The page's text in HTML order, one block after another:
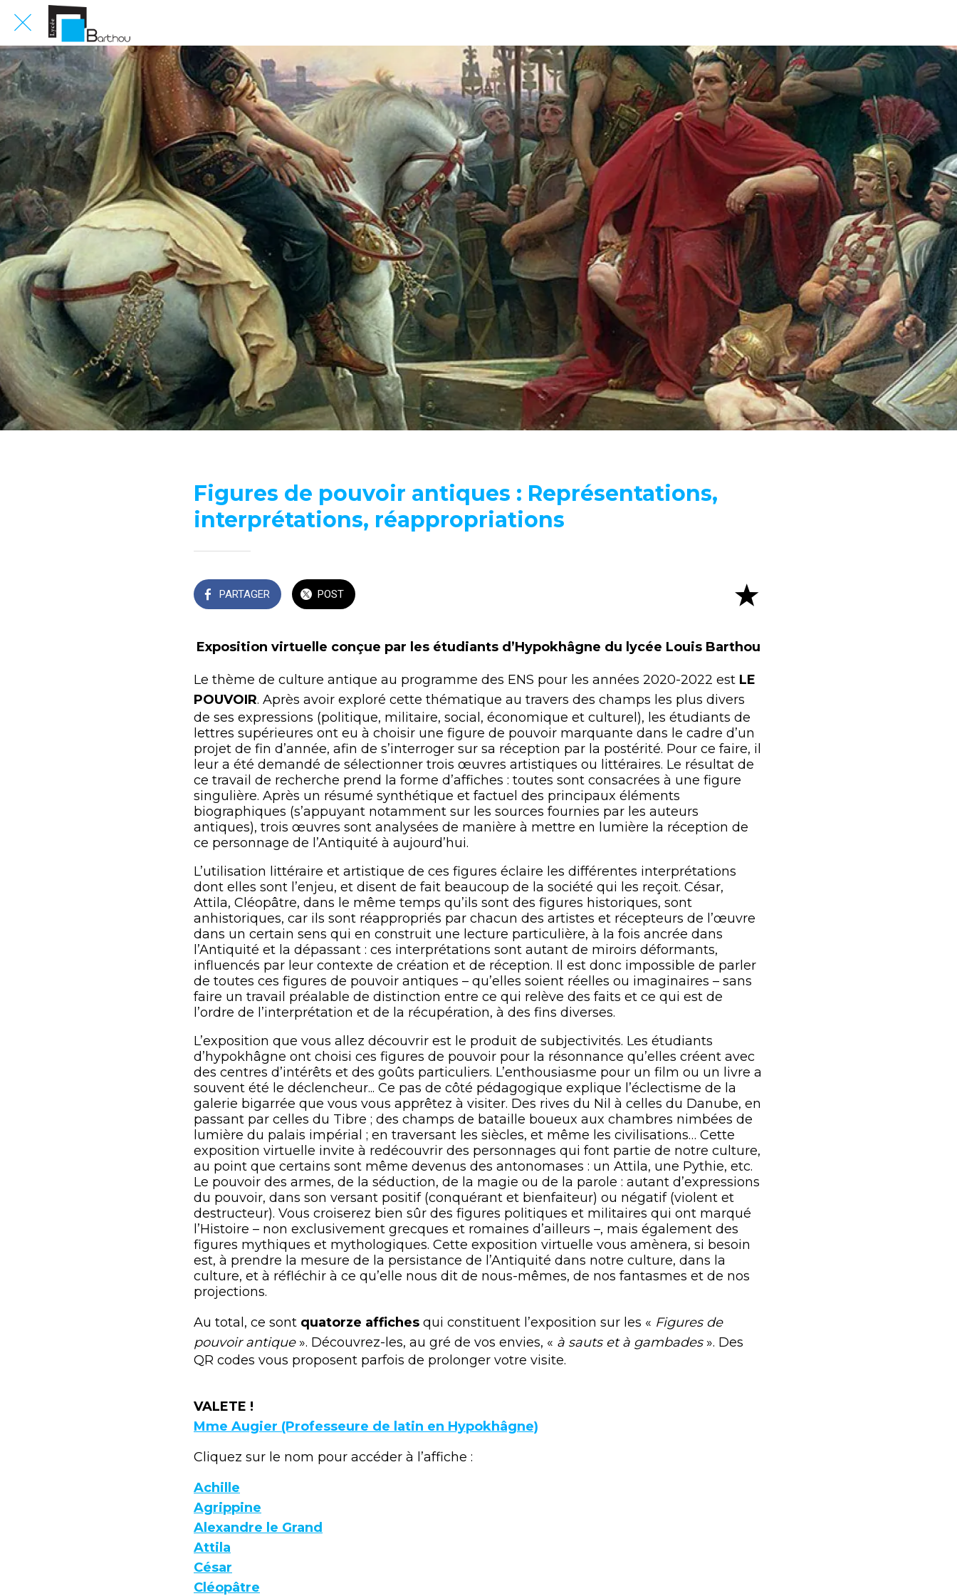
Figures de pouvoir antiques : Représentations,
interprétations, réappropriations
PARTAGER POST
Exposition virtuelle conçue par les étudiants d’Hypokhâgne du lycée Louis Barthou
Le thème de culture antique au programme des ENS pour les années 2020-2022 est LE
POUVOIR. Après avoir exploré cette thématique au travers des champs les plus divers
de ses expressions (politique, militaire, social, économique et culturel), les étudiants de
lettres supérieures ont eu à choisir une figure de pouvoir marquante dans le cadre d’un
projet de fin d’année, afin de s’interroger sur sa réception par la postérité. Pour ce faire, il
leur a été demandé de sélectionner trois œuvres artistiques ou littéraires. Le résultat de
ce travail de recherche prend la forme d’affiches : toutes sont consacrées à une figure
singulière. Après un résumé synthétique et factuel des principaux éléments
biographiques (s’appuyant notamment sur les sources fournies par les auteurs
antiques), trois œuvres sont analysées de manière à mettre en lumière la réception de
ce personnage de l’Antiquité à aujourd’hui.
L’utilisation littéraire et artistique de ces figures éclaire les différentes interprétations
dont elles sont l’enjeu, et disent de fait beaucoup de la société qui les reçoit. César,
Attila, Cléopâtre, dans le même temps qu’ils sont des figures historiques, sont
anhistoriques, car ils sont réappropriés par chacun des artistes et récepteurs de l’œuvre
dans un certain sens qui en construit une lecture particulière, à la fois ancrée dans
l’Antiquité et la dépassant : ces interprétations sont autant de miroirs déformants,
influencés par leur contexte de création et de réception. Il est donc impossible de parler
de toutes ces figures de pouvoir antiques – qu’elles soient réelles ou imaginaires – sans
faire un travail préalable de distinction entre ce qui relève des faits et ce qui est de
l’ordre de l’interprétation et de la récupération, à des fins diverses.
L’exposition que vous allez découvrir est le produit de subjectivités. Les étudiants
d’hypokhâgne ont choisi ces figures de pouvoir pour la résonnance qu’elles créent avec
des centres d’intérêts et des goûts particuliers. L’enthousiasme pour un film ou un livre a
souvent été le déclencheur... Ce pas de côté pédagogique explique l’éclectisme de la
galerie bigarrée que vous vous apprêtez à visiter. Des rives du Nil à celles du Danube, en
passant par celles du Tibre ; des champs de bataille boueux aux chambres nimbées de
lumière du palais impérial ; en traversant les siècles, et même les civilisations… Cette
exposition virtuelle invite à redécouvrir des personnages qui font partie de notre culture,
au point que certains sont même devenus des antonomases : un Attila, une Pythie, etc.
Le pouvoir des armes, de la séduction, de la magie ou de la parole : autant d’expressions
du pouvoir, dans son versant positif (conquérant et bienfaiteur) ou négatif (violent et
destructeur). Vous croiserez bien sûr des figures politiques et militaires qui ont marqué
l’Histoire – non exclusivement grecques et romaines d’ailleurs –, mais également des
figures mythiques et mythologiques. Cette exposition virtuelle vous amènera, si besoin
est, à prendre la mesure de la persistance de l’Antiquité dans notre culture, dans la
culture, et à réfléchir à ce qu’elle nous dit de nous-mêmes, de nos fantasmes et de nos
projections.
Au total, ce sont quatorze affiches qui constituent l’exposition sur les « Figures de
pouvoir antique». Découvrez-les, au gré de vos envies, « à sauts et à gambades ». Des
QR codes vous proposent parfois de prolonger votre visite.
VALETE !
Mme Augier (Professeure de latin en Hypokhâgne)
Cliquez sur le nom pour accéder à l’affiche :
Achille
Agrippine
Alexandre le Grand
Attila
César
Cléopâtre